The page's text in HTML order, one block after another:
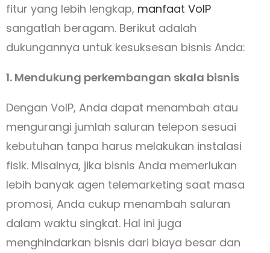
fitur yang lebih lengkap, manfaat VoIP
sangatlah beragam. Berikut adalah
dukungannya untuk kesuksesan bisnis Anda:
1. Mendukung perkembangan skala bisnis
Dengan VoIP, Anda dapat menambah atau
mengurangi jumlah saluran telepon sesuai
kebutuhan tanpa harus melakukan instalasi
fisik. Misalnya, jika bisnis Anda memerlukan
lebih banyak agen telemarketing saat masa
promosi, Anda cukup menambah saluran
dalam waktu singkat. Hal ini juga
menghindarkan bisnis dari biaya besar dan